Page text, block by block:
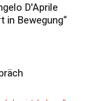
D'Aprile
in Bewegung“